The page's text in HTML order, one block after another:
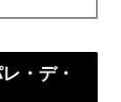
・デ・